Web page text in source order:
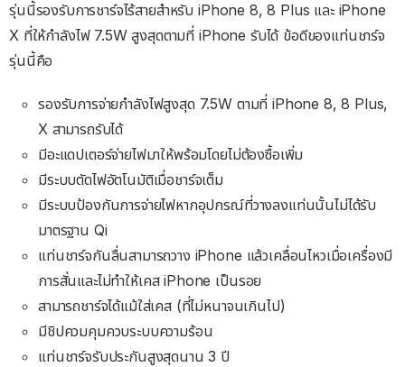
รุ่นนี้รองรับการชาร์จไร้สายสำหรับ iPhone 8, 8 Plus และ iPhone
X ที่ให้กำลังไฟ 7.5W สูงสุดตามที่ iPhone รับได้ ข้อดีของแท่นชาร์จ
รุ่นนี้คือ
รองรับการจ่ายกำลังไฟสูงสุด 7.5W ตามที่ iPhone 8, 8 Plus,
X สามารถรับได้
มีอะแดปเตอร์จ่ายไฟมาให้พร้อมโดยไม่ต้องซื้อเพิ่ม
มีระบบตัดไฟอัตโนมัติเมื่อชาร์จเต็ม
มีระบบป้องกันการจ่ายไฟหากอุปกรณ์ที่วางลงแท่นนั้นไม่ได้รับ
มาตรฐาน Qi
แท่นชาร์จกันลื่นสามารถวาง iPhone แล้วเคลื่อนไหวเมื่อเครื่องมี
การสั่นและไม่ทำให้เคส iPhone เป็นรอย
สามารถชาร์จได้แม้ใส่เคส (ที่ไม่หนาจนเกินไป)
มีชิปควมคุมควบระบบความร้อน
แท่นชาร์จรับประกันสูงสุดนาน 3 ปี